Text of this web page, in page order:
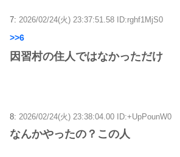
7: 2026/02/24(火) 23:37:51.58 ID:rghf1MjS0
>>6
因習村の住人ではなかっただけ
8: 2026/02/24(火) 23:38:04.00 ID:+UpPounW0
なんかやったの？この人